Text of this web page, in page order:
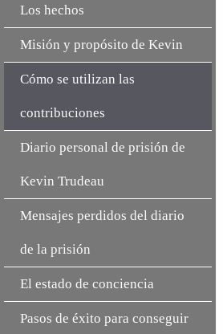
Los hechos
Misión y propósito de Kevin
Cómo se utilizan las
contribuciones
Diario personal de prisión de
Kevin Trudeau
Mensajes perdidos del diario
de la prisión
El estado de conciencia
Pasos de éxito para conseguir